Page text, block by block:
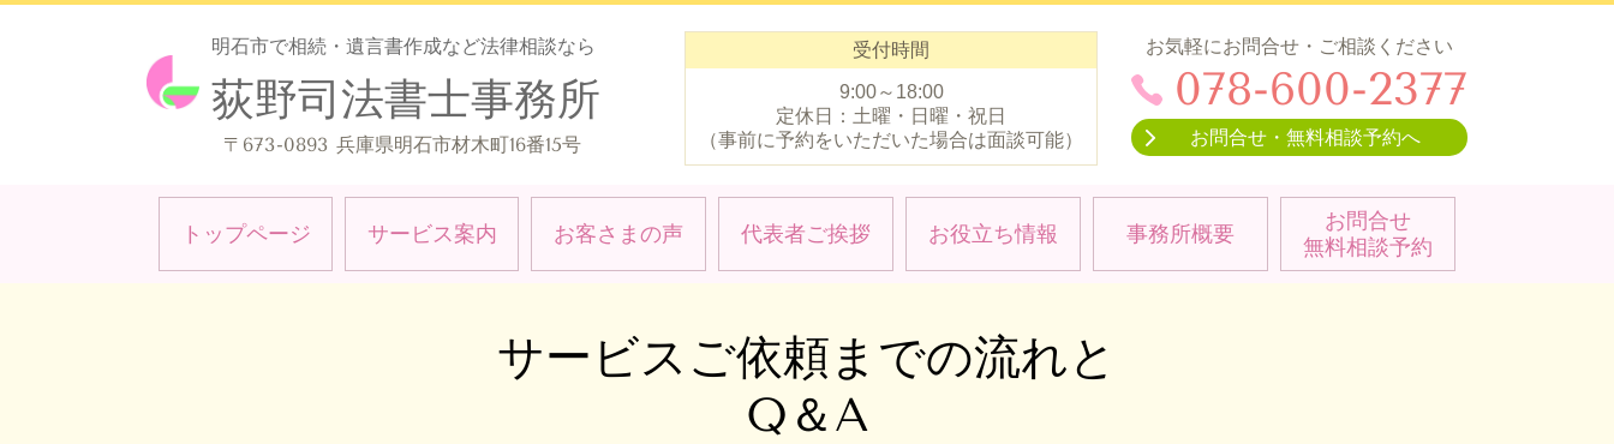
明石市で相続・遺言書作成など法律相談なら
荻野司法書士事務所
〒673-0893 兵庫県明石市材木町16番15号
受付時間
9:00～18:00
定休日：土曜・日曜・祝日
（事前に予約をいただいた場合は面談可能）
お気軽にお問合せ・ご相談ください
078-600-2377
お問合せ・無料相談予約へ
トップページ サービス案内 お客さまの声 代表者ご挨拶 お役立ち情報 事務所概要
お問合せ
無料相談予約
サービスご依頼までの流れと
Q＆A